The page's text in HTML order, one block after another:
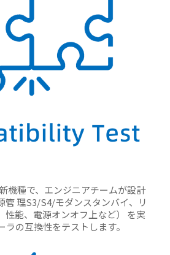
機種で、エンジニアチームが設計
管 理S3/S4/モダンスタンバイ、リ
性能、電源オンオフ上など） を実
の互換性をテストします。